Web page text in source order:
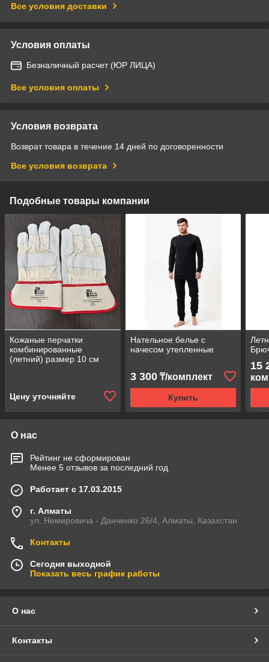
Все условия доставки
Условия оплаты
Безналичный расчет (ЮР ЛИЦА)
Все условия оплаты
Условия возврата
Возврат товара в течение 14 дней по договоренности
Все условия возврата
Подобные товары компании
Кожаные перчатки
комбинированные
(летний) размер 10 см
Цену уточняйте
Нательное белье с
начесом утепленные
3 300₸/комплект
Купить
15
О нас
Рейтинг не сформирован
Менее 5 отзывов за последний год
Работает с 17.03.2015
г. Алматы
ул. Немировича - Данченко 26/4, Алматы, Казахстан
Контакты
Сегодня выходной
Показать весь график работы
О нас
Контакты